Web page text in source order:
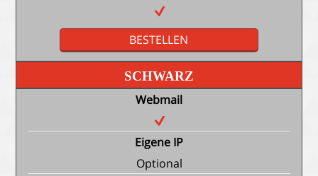
BESTELLEN
SCHWARZ
Webmail
Eigene IP
Optional